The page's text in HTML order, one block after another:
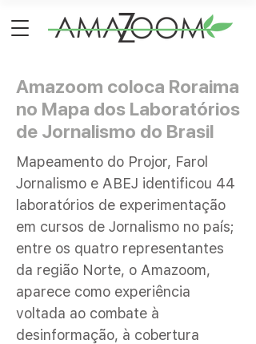
Amazoom coloca Roraima
no Mapa dos Laboratórios
de Jornalismo do Brasil
Mapeamento do Projor, Farol
Jornalismo e ABEJ identificou 44
laboratórios de experimentação
em cursos de Jornalismo no país;
entre os quatro representantes
da região Norte, o Amazoom,
aparece como experiência
voltada ao combate à
desinformação, à cobertura